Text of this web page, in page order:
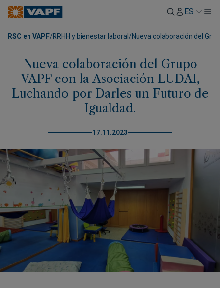
ES
RSC en VAPF/RRHH y bienestar laboral /Nueva colaboración del
Nueva colaboración del Grupo
VAPF con la Asociación LUDAI,
Luchando por Darles un Futuro de
Igualdad.
17.11.2023